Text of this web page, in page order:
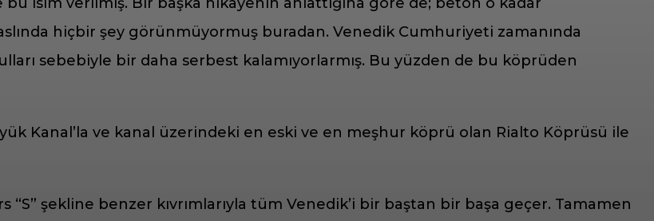
hiçbir şey görünmüyormuş buradan. Venedik Cumhuriyeti zamanında
sebebiyle bir daha serbest kalamıyorlarmış. Bu yüzden de bu köprüden
Kanal’la ve kanal üzerindeki en eski ve en meşhur köprü olan Rialto Köprüsü ile
şekline benzer kıvrımlarıyla tüm Venedik’i bir baştan bir başa geçer. Tamamen